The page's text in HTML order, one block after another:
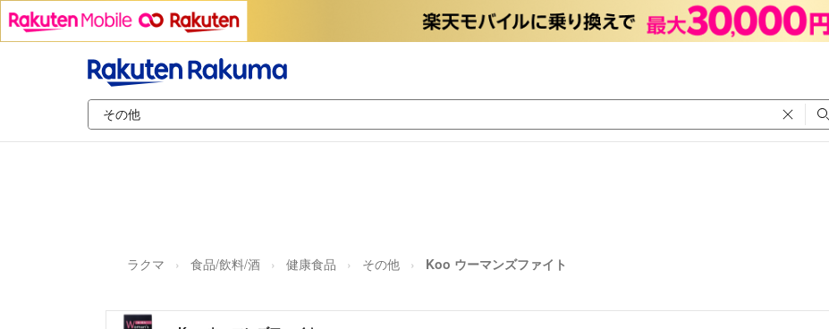
ラクマ 食品/飲料/酒 健康食品 その他 Koo ウーマンズファイト